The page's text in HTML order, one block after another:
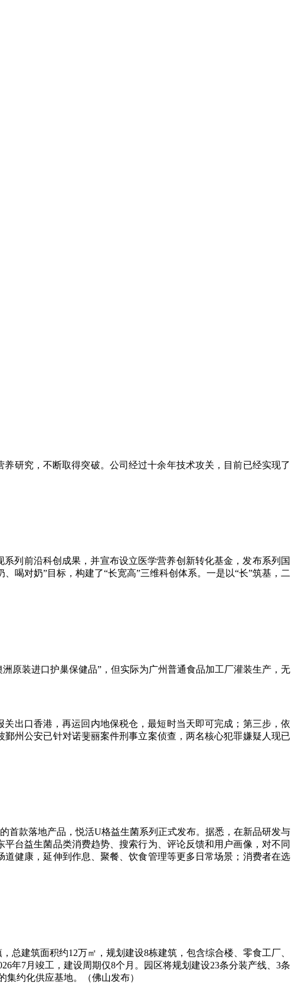
研究，不断取得突破。公司经过十余年技术攻关，目前已经实现了
列前沿科创成果，并宣布设立医学营养创新转化基金，发布系列国
喝对奶”目标，构建了“长宽高”三维科创体系。一是以“长”筑基，二
原装进口护巢保健品”，但实际为广州普通食品加工厂灌装生产，无
出口香港，再运回内地保税仓，最短时当天即可完成；第三步，依
州公安已针对诺斐丽案件刑事立案侦查，两名核心犯罪嫌疑人现已
首款落地产品，悦活U格益生菌系列正式发布。据悉，在新品研发与
台益生菌品类消费趋势、搜索行为、评论反馈和用户画像，对不同
健康，延伸到作息、聚餐、饮食管理等更多日常场景；消费者在选
建筑面积约12万㎡，规划建设8栋建筑，包含综合楼、零食工厂、
年7月竣工，建设周期仅8个月。园区将规划建设23条分装产线、3条
约化供应基地。（佛山发布）